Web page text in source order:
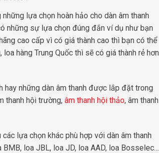
lựa chọn hoàn hảo cho dàn âm thanh
những sự lựa chọn đúng đắn ví dụ như bạn
cao cấp vì có giá thành cao thì bạn có thể
hàng Trung Quốc thì sẽ có giá thành rẻ hơn
những dàn âm thanh được lắp đặt trong
thanh hội trường, âm thanh hội thảo, âm thanh
lựa chọn khác phù hợp với dàn âm thanh
loa JBL, loa JD, loa AAD, loa Bosselec…